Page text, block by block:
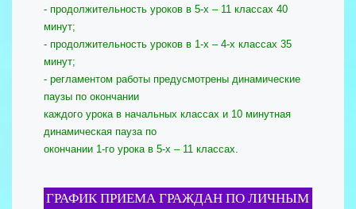
- продолжительность уроков в 5-х – 11 классах 40
минут;
- продолжительность уроков в 1-х – 4-х классах 35
минут;
- регламентом работы предусмотрены динамические
паузы по окончании
каждого урока в начальных классах и 10 минутная
динамическая пауза по
окончании 1-го урока в 5-х – 11 классах.
ГРАФИК ПРИЕМА ГРАЖДАН ПО ЛИЧНЫМ